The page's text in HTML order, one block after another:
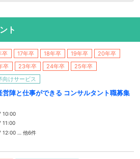
ト
卒 17年卒 18年卒 19年卒
20年卒
卒 23年卒 24年卒
25年卒
向けサービス
陣と仕事ができる コンサルタント職募集
10:00
11:00
12:00 … 他6件